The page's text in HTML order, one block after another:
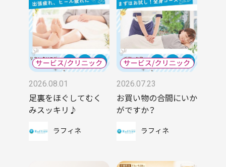
2026.08.01
足裏をほぐしてむく
みスッキリ♪
ラフィネ
2026.07.23
お買い物の合間にいか
がですか？
ラフィネ